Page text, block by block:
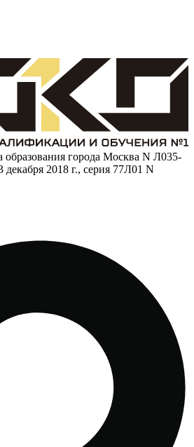
образования города Москва N Л035-
декабря 2018 г., серия 77Л01 N